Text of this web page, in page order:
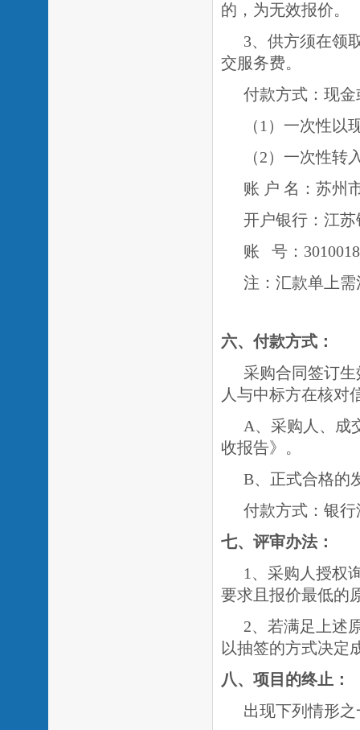
的，为无效报价。
3、供方须在领
交服务费。
付款方式：现金
（ 1）一次性以
（2）一次性转
账 户 名：苏州
开户银行：江
账
号：
注：汇款单上
六、付款方式：
采购合同签订
人与中标方在核对
A、采购人、成
收报告》。
B、正式合格的
付款方式：银
七、评审办法：
1、采购人授权
要求且报价最低的
2、若满足上述
以抽签的方式决定
八、项目的终止：
出现下列情形